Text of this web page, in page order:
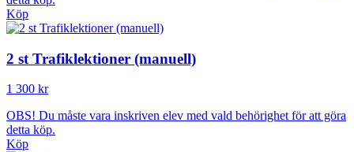
Köp
2 st Trafiklektioner (manuell)
1 300 kr
OBS! Du måste vara inskriven elev med vald behörighet för att göra
detta köp.
Köp